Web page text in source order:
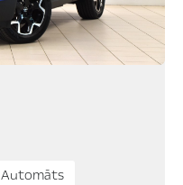
Automāts